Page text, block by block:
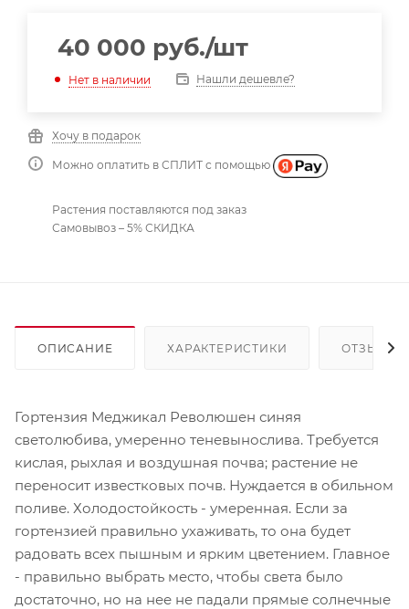
40 000 руб./шт
Нет в наличии Нашли дешевле?
Хочу в подарок
Можно оплатить в СПЛИТ с помощью
Растения поставляются под заказ
Самовывоз – 5% СКИДКА
ОПИСАНИЕ ХАРАКТЕРИСТИКИ ОТЗЫВЫ
Гортензия Меджикал Революшен синяя
светолюбива, умеренно теневынослива. Требуется
кислая, рыхлая и воздушная почва; растение не
переносит известковых почв. Нуждается в обильном
поливе. Холодостойкость - умеренная. Если за
гортензией правильно ухаживать, то она будет
радовать всех пышным и ярким цветением. Главное
- правильно выбрать место, чтобы света было
достаточно, но на нее не падали прямые солнечные